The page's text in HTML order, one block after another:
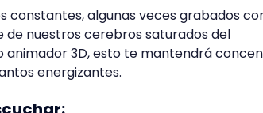
constantes, algunas veces grabados
nuestros cerebros saturados del
animador 3D, esto te mantendrá
energizantes.